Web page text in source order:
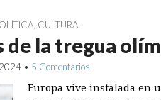
CULTURA
de la tregua
• 5 Comentarios
Europa vive instalada en